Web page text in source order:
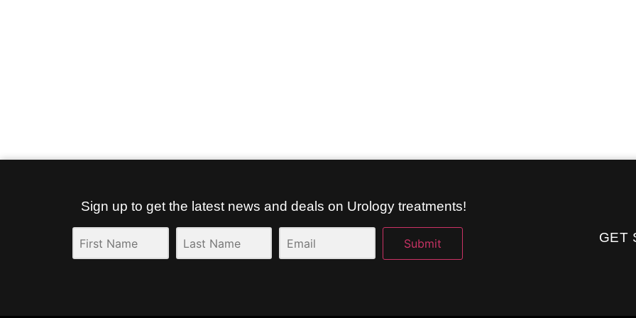
Sign up to get the latest news and deals on Urology treatments!
Submit GET